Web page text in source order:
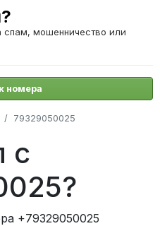
спам, мошенничество или
номера
79329050025
с
+79329050025